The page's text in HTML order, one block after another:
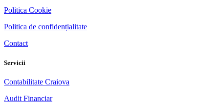
Politica Cookie
Politica de confidențialitate
Contact
Servicii
Contabilitate Craiova
Audit Financiar